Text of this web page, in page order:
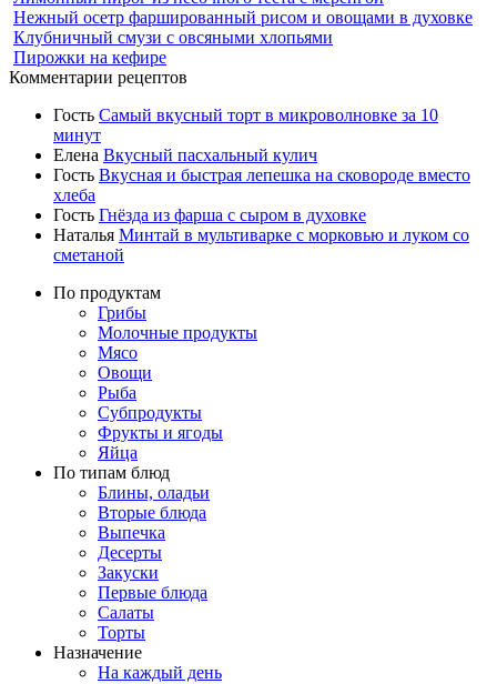
Нежный осетр фаршированный рисом и овощами в духовке
Клубничный смузи с овсяными хлопьями
Пирожки на кефире
Комментарии рецептов
Гость Самый вкусный торт в микроволновке за 10
минут
Елена Вкусный пасхальный кулич
Гость Вкусная и быстрая лепешка на сковороде вместо
хлеба
Гость Гнёзда из фарша с сыром в духовке
Наталья Минтай в мультиварке с морковью и луком со
сметаной
По продуктам
Грибы
Молочные продукты
Мясо
Овощи
Рыба
Субпродукты
Фрукты и ягоды
Яйца
По типам блюд
Блины, оладьи
Вторые блюда
Выпечка
Десерты
Закуски
Первые блюда
Салаты
Торты
Назначение
На каждый день